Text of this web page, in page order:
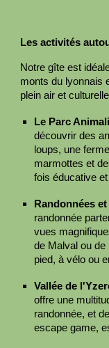
Les activités
Notre gîte est
monts du lyonnais
plein air et
Le Parc
découvrir des
loups, une
marmottes et
fois éducative
Randonnées
randonnée
vues
de Malval ou
pied, à vélo ou
Vallée de
offre une
randonnée, et
escape game,